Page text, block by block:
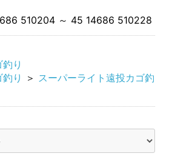
510204 ～ 45 14686 510228
り
り
＞ スーパーライト遠投カゴ釣